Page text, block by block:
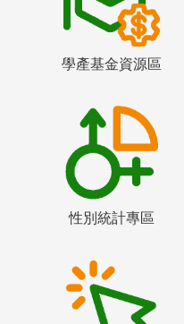
學產基金資源區
性別統計專區